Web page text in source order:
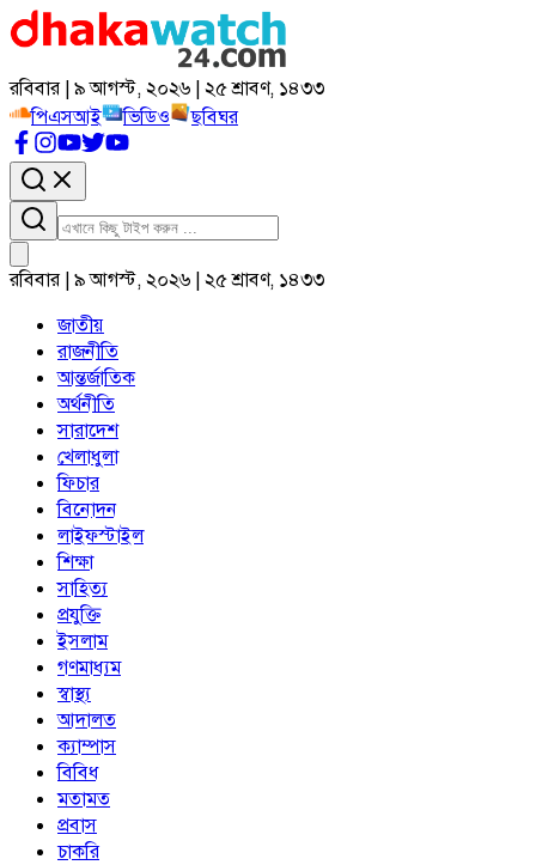
রবিবার | ৯ আগস্ট, ২০২৬ | ২৫ শ্রাবণ, ১৪৩৩
পিএসআই
ভিডিও ছবিঘর
রবিবার | ৯ আগস্ট, ২০২৬ | ২৫ শ্রাবণ, ১৪৩৩
জাতীয়
রাজনীতি
আন্তর্জাতিক
অর্থনীতি
সারাদেশ
খেলাধুলা
ফিচার
বিনোদন
লাইফস্টাইল
শিক্ষা
সাহিত্য
প্রযুক্তি
ইসলাম
গণমাধ্যম
স্বাস্থ্য
আদালত
ক্যাম্পাস
বিবিধ
মতামত
প্রবাস
চাকরি